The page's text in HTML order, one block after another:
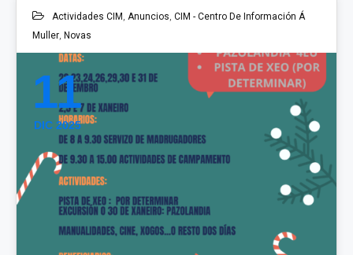
Actividades CIM , Anuncios, CIM - Centro De Información Á
Muller, Novas
11
DIC 2025